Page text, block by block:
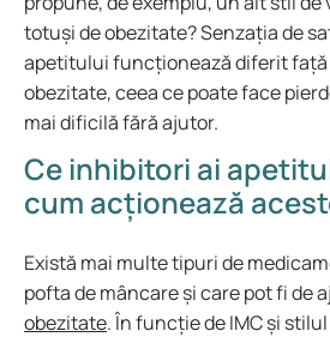
totuși de obezitate? Senzația de
apetitului funcționează diferit față
obezitate, ceea ce poate face
mai dificilă fără ajutor.
Ce inhibitori ai
cum acționează
Există mai multe tipuri de
pofta de mâncare și care pot fi de
obezitate. În funcție de IMC și